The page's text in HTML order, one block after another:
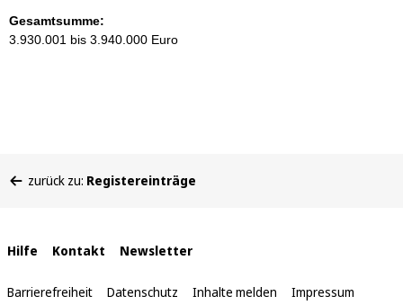
Gesamtsumme:
3.930.001 bis 3.940.000 Euro
befinden
zurück zu: Registereinträge
Interne
Links
Hilfe Kontakt Newsletter
Barrierefreiheit Datenschutz Inhalte melden Impressum